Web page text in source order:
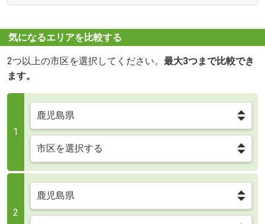
気になるエリアを比較する
2つ以上の市区を選択してください。 最大3つまで比較でき
ます。
1
2